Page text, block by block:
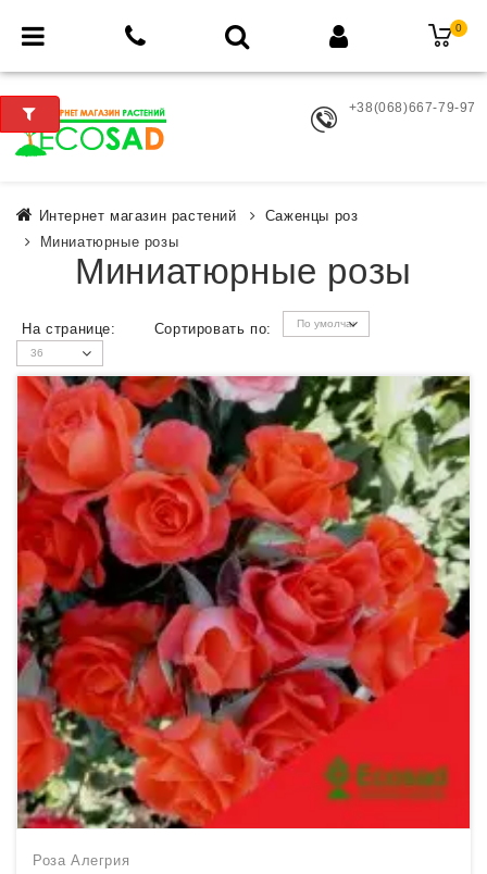
0
+38(068)667-79-97
Интернет магазин растений
Саженцы роз
Миниатюрные розы
Миниатюрные розы
На странице: Сортировать по:
Роза Алегрия